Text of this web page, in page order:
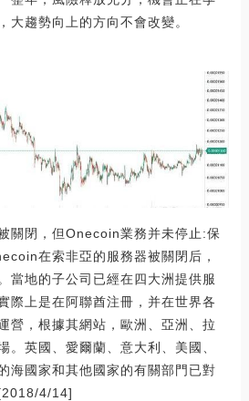
大趨勢向上的方向不會改變。
關閉，但Onecoin業務并未停止:保
在索非亞的服務器被關閉后，
當地的子公司已經在四大洲提供服
際上是在阿聯酋注冊，并在世界各
營，根據其網站，歐洲、亞洲、拉
。英國、愛爾蘭、意大利、美國、
海國家和其他國家的有關部門已對
4/14]